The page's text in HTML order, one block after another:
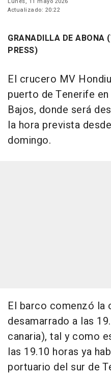
Actualizado: 20:22
GRANADILLA DE ABONA
PRESS)
El crucero MV
puerto de Tenerife
Bajos, donde será
la hora prevista
domingo.
El barco comenzó la
desamarrado a las
canaria), tal y como
las 19.10 horas ya
portuario del sur de